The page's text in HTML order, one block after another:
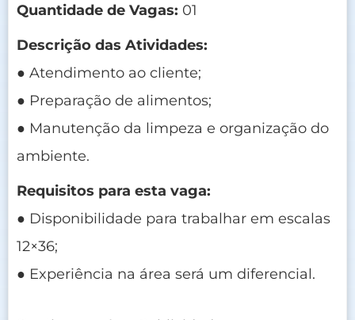
Quantidade de Vagas: 01
Descrição das Atividades:
● Atendimento ao cliente;
● Preparação de alimentos;
● Manutenção da limpeza e organização do
ambiente.
Requisitos para esta vaga:
● Disponibilidade para trabalhar em escalas
12×36;
● Experiência na área será um diferencial.